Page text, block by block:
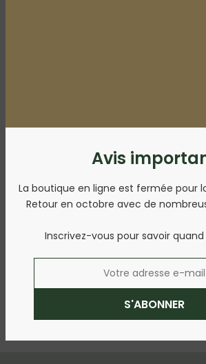
Avis
La boutique en ligne est fermée pour
Retour en octobre avec de
Inscrivez-vous pour savoir quand
S'ABONNER
la maison.
Découvrir la collection